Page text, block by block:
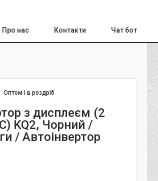
Про нас Контакти Чат бот
Оптом і в роздріб
з дисплеєм (2
KQ2, Чорний /
/ Автоінвертор